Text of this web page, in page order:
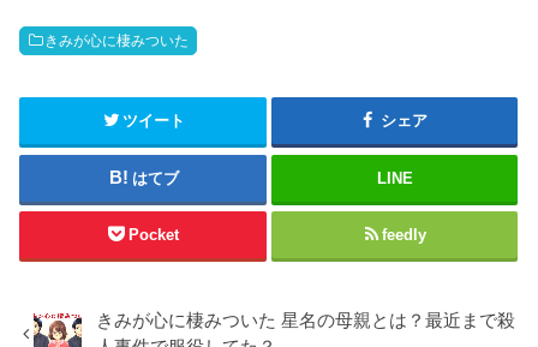
きみが心に棲みついた
ツイート シェア
はてブ LINE
Pocket feedly
きみが心に棲みついた 星名の母親とは？最近まで殺